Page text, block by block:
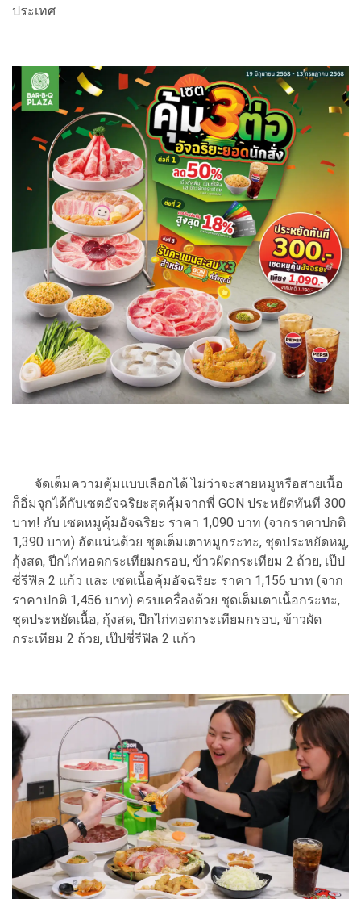
ประเทศ
จัดเต็มความคุ้มแบบเลือกได้ ไม่ว่าจะสายหมูหรือสายเนื้อ
ก็อิ่มจุกได้กับเซตอัจฉริยะสุดคุ้มจากพี่ GON ประหยัดทันที 300
บาท! กับ เซตหมูคุ้มอัจฉริยะ ราคา 1,090 บาท (จากราคาปกติ
1,390 บาท) อัดแน่นด้วย ชุดเต็มเตาหมูกระทะ, ชุดประหยัดหมู,
กุ้งสด, ปีกไก่ทอดกระเทียมกรอบ, ข้าวผัดกระเทียม 2 ถ้วย, เป๊ป
ซี่รีฟิล 2 แก้ว และ เซตเนื้อคุ้มอัจฉริยะ ราคา 1,156 บาท (จาก
ราคาปกติ 1,456 บาท) ครบเครื่องด้วย ชุดเต็มเตาเนื้อกระทะ,
ชุดประหยัดเนื้อ, กุ้งสด, ปีกไก่ทอดกระเทียมกรอบ, ข้าวผัด
กระเทียม 2 ถ้วย, เป๊ปซี่รีฟิล 2 แก้ว